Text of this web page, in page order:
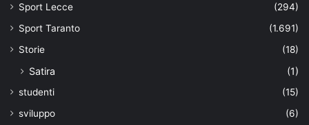
Sport Lecce
(294)
Sport Taranto
(1.691)
Storie
(18)
Satira (1)
studenti
(15)
sviluppo
(6)